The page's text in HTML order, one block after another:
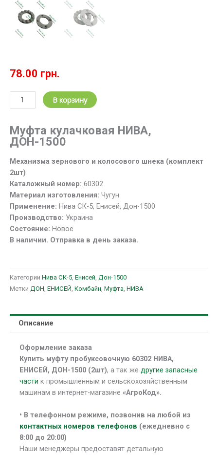
78.00 грн.
Количество
товара
пробуксовочная
60302
ЕНИСЕЙ,
ДОН-1500
(2шт)
В корзину
Муфта кулачковая НИВА,
ДОН-1500
Механизма зернового и колосового шнека (комплект
2шт)
Каталожный номер: 60302
Материал изготовления: Чугун
Применение: Нива СК-5, Енисей, Дон-1500
Производство: Украина
Состояние: Новое
В наличии. Отправка в день заказа.
Категории Нива СК-5 Енисей Дон-1500
Метки ДОН ЕНИСЕЙ Комбайн Муфта НИВА
Описание
Оформление заказа
Купить муфту пробуксовочную 60302 НИВА,
ЕНИСЕЙ, ДОН-1500 (2шт), а так же другие запасные
части к промышленным и сельскохозяйственным
машинам в интернет-магазине «АгроКод».
• В телефонном режиме, позвонив на любой из
контактных номеров телефонов (ежедневно с
8:00 до 20:00)
Наши менеджеры предоставят детальную